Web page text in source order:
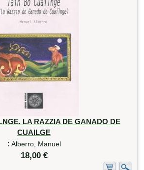
LA RAZZIA DE GANADO DE
CUAILGE
: Alberro, Manuel
18,00 €